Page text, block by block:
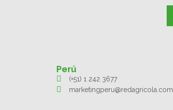
Perú
(+51) 1 242 3677
marketingperu@redagricola.com